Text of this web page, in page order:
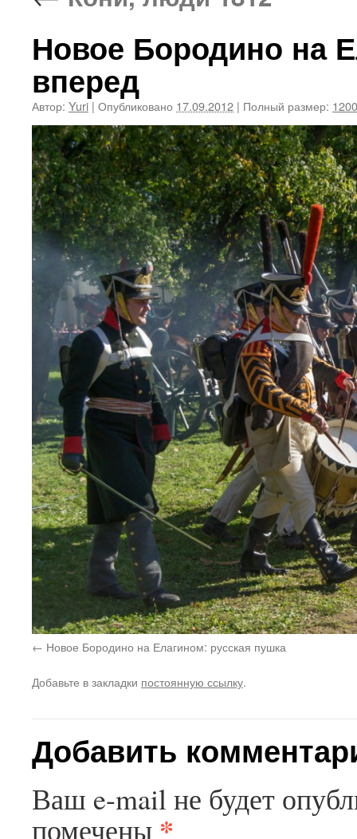
Новое Бородино на
вперед
Автор: Yuri | Опубликовано 17.09.2012 | Полный размер:
Новое Бородино на Елагином: русская пушка
Добавьте в закладки постоянную ссылку.
Добавить
Ваш e-mail не будет
помечены *